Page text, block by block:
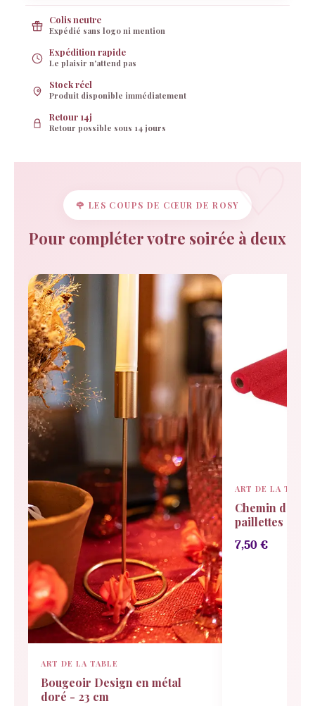
Colis neutre
Expédié sans logo ni mention
Expédition rapide
Le plaisir n'attend pas
Stock réel
Produit disponible immédiatement
Retour 14j
Retour possible sous 14 jours
🌹 LES COUPS DE CŒUR DE ROSY
Pour compléter votre soirée à deux
ART DE LA TABLE
Bougeoir Design en métal
doré - 23 cm
ART DE LA TABLE
Chemin de
paillettes
7,50€